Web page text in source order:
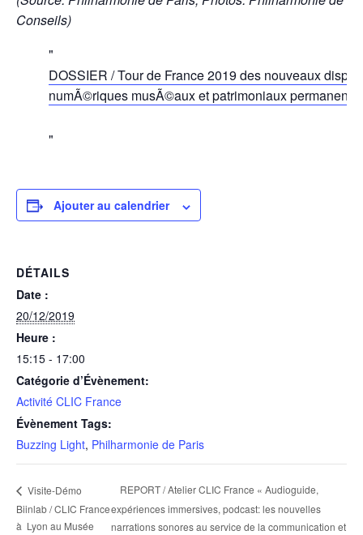
Conseils)
DOSSIER / Tour de France 2019 des nouveaux
numÃ©riques musÃ©aux et patrimoniaux permanents
Ajouter au calendrier
DÉTAILS
Date :
20/12/2019
Heure :
15:15 - 17:00
Catégorie d’Évènement:
Activité CLIC France
Évènement Tags:
Buzzing Light, Philharmonie de Paris
Visite-Démo
Biinlab / CLIC France
à Lyon au Musée
REPORT / Atelier CLIC France « Audioguide,
expériences immersives, podcast: les nouvelles
narrations sonores au service de la communication et